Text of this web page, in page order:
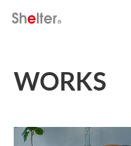
WORKS